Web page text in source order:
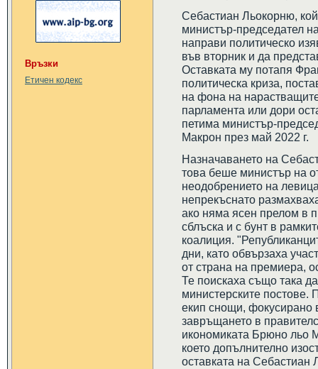
Връзки
Етичен кодекс
Себастиан Льокорню,
министър-председател
направи политическо
във вторник и да
Оставката му потапя
политическа криза,
на фона на
парламента или дори
петима министър-
Макрон през май 2022 г.
Назначаването на
това беше министър на
неодобрението на
непрекъснато
ако няма ясен прелом в
сблъска и с бунт в
коалиция.
дни, като обвързаха
от страна на премиера,
Те поискаха също така
министерските постове.
екип снощи, фокусирано
завръщането в
икономиката Брюно льо
което допълнително
оставката на Себастиан